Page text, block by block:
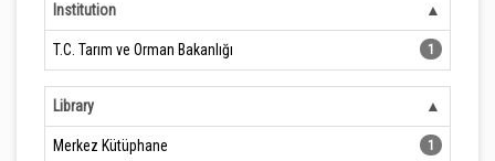
Institution
T.C. Tarım ve Orman Bakanlığı 1
Library
Merkez Kütüphane 1